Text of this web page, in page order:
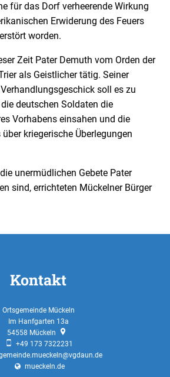
für das Dorf verheerende Wirkung
Erwiderung des Feuers
worden.
Zeit Pater Demuth vom Orden der
als Geistlicher tätig. Seiner
soll es zu
deutschen Soldaten die
Vorhabens einsahen und die
kriegerische Überlegungen
unermüdlichen Gebete Pater
sind, errichteten Mückelner Bürger
Kontakt
Ortsgemeinde Mückeln
Im Hanfgarten 13a
54558 Mückeln
+49 173 7322231
mueckeln.de